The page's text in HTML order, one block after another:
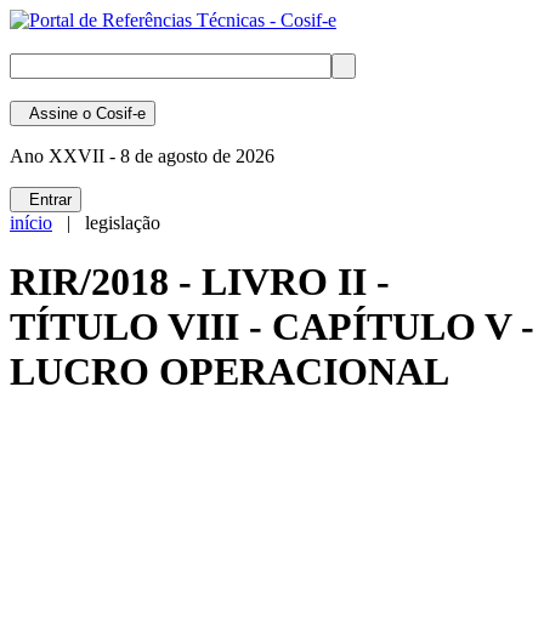
Assine o Cosif-e
Ano XXVII - 8 de agosto de 2026
Entrar
início | legislação
RIR/2018 - LIVRO II -
TÍTULO VIII - CAPÍTULO V -
LUCRO OPERACIONAL